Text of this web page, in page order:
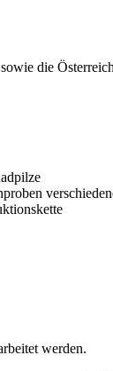
die
werden.